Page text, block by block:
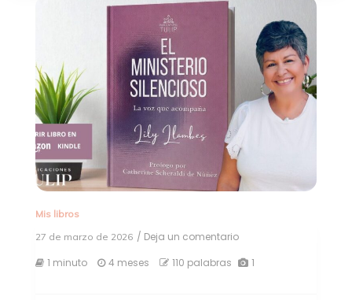
Mis libros
27 de marzo de 2026 / Deja un comentarioen
Ministerio
1 minuto 4 meses 110 palabras 1